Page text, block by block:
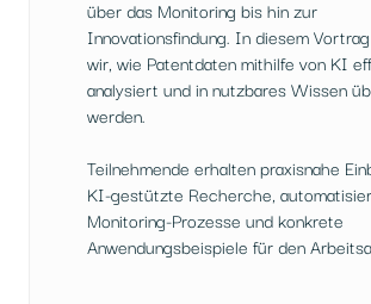
über das Monitoring bis hin zur
Innovationsfindung. In diesem
wir, wie Patentdaten mithilfe von KI
analysiert und in nutzbares Wissen
werden.
Teilnehmende erhalten praxisnahe
KI-gestützte Recherche,
Monitoring-Prozesse und konkrete
Anwendungsbeispiele für den